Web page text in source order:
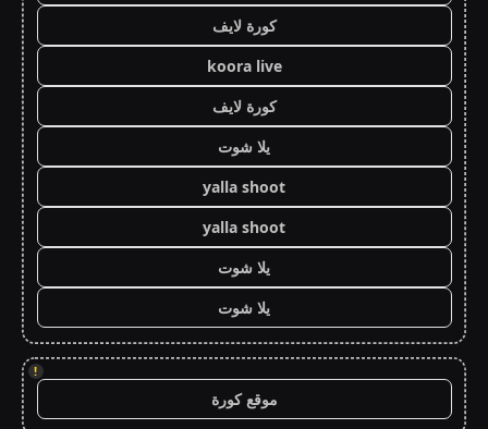
كورة لايف
koora live
كورة لايف
يلا شوت
yalla shoot
yalla shoot
يلا شوت
يلا شوت
!
موقع كورة